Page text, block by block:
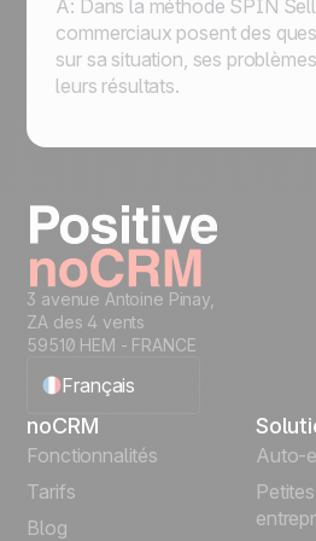
A: Dans la méthode SPIN
commerciaux posent des
sur sa situation, ses
leurs résultats.
3 avenue Antoine Pinay,
ZA des 4 vents
59510 HEM - FRANCE
Français
English
noCRM
Fonctionnalités
Tarifs
Blog
Auto-